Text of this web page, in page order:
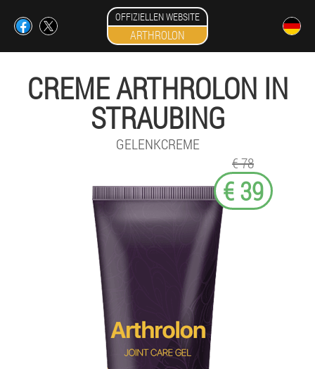
OFFIZIELLEN WEBSITE
ARTHROLON
CREME ARTHROLON IN
STRAUBING
GELENKCREME
€ 78
€ 39